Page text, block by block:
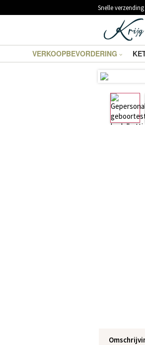
Snelle verzending
VERKOOPBEVORDERING